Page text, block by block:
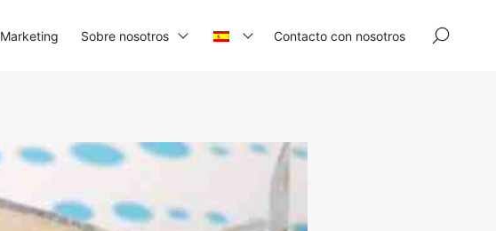
Marketing Sobre nosotros Contacto con nosotros